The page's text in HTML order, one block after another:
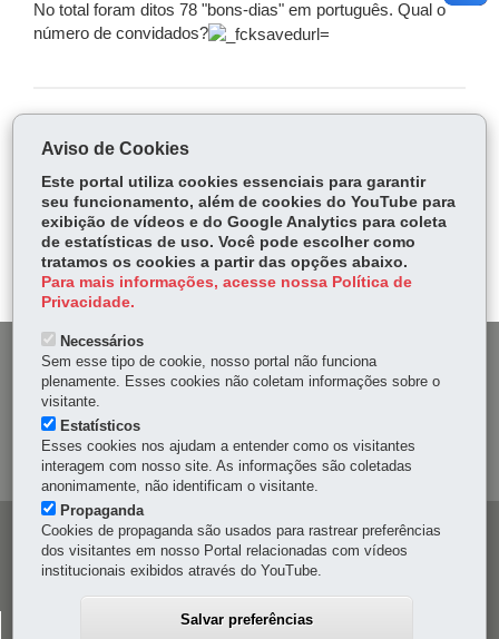
No total foram ditos 78 "bons-dias" em português. Qual o
número de convidados?
ce
bo
ok
Tw
itt
er
ha
ts
Ap
p
Voltar Início Imprimir Baixar
MAPA DO SITE
DENUNCIE CORRUPÇÃO
OUVIDORIA
Navegação
principal
CELEPAR
Aviso de Cookies
Este portal utiliza cookies essenciais para garantir
seu funcionamento, além de cookies do YouTube para
exibição de vídeos e do Google Analytics para coleta
de estatísticas de uso. Você pode escolher como
tratamos os cookies a partir das opções abaixo.
Para mais informações, acesse nossa Política de
Privacidade.
Necessários
Sem esse tipo de cookie, nosso portal não funciona
plenamente. Esses cookies não coletam informações sobre o
visitante.
Estatísticos
Esses cookies nos ajudam a entender como os visitantes
interagem com nosso site. As informações são coletadas
anonimamente, não identificam o visitante.
Propaganda
Cookies de propaganda são usados para rastrear preferências
dos visitantes em nosso Portal relacionadas com vídeos
institucionais exibidos através do YouTube.
Salvar preferências